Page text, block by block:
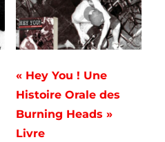
« Hey You ! Une
Histoire Orale des
Burning Heads »
Livre